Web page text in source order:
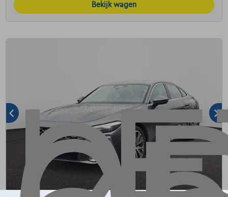
Bekijk wagen